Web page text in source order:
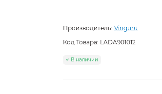
Производитель: Vinguru
Код Товара: LADA901012
В наличии